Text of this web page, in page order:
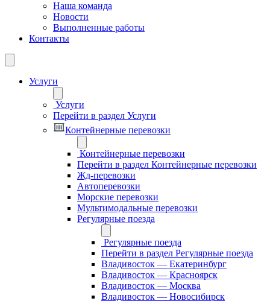
Наша команда
Новости
Выполненные работы
Контакты
Услуги
Услуги
Перейти в раздел Услуги
Контейнерные перевозки
Контейнерные перевозки
Перейти в раздел Контейнерные перевозки
Жд-перевозки
Автоперевозки
Морские перевозки
Мультимодальные перевозки
Регулярные поезда
Регулярные поезда
Перейти в раздел Регулярные поезда
Владивосток — Екатеринбург
Владивосток — Красноярск
Владивосток — Москва
Владивосток — Новосибирск